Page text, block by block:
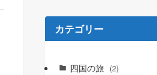
ブ
カテゴリー
四国の旅 (2)